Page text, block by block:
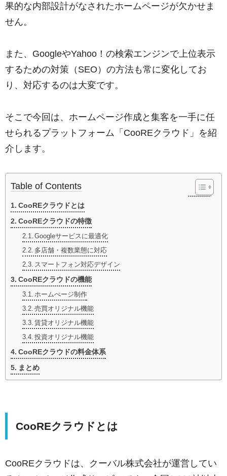
果的な内部設計がなされたホームページが欠かせま
せん。
また、GoogleやYahoo！の検索エンジンで上位表示
するための対策（SEO）の方法も常に変化してお
り、対応するのは大変です。
そこで今回は、ホームページ作成と集客を一手に任
せられるプラットフォーム「CooREクラウド」を紹
介します。
Table of Contents
CooREクラウドとは
CooREクラウドの特徴
Googleサービスに最適化
多店舗・複数業態に対応
スマートフォン対応デザイン
CooREクラウドの機能
ホームぺージ制作
売買オリジナル機能
賃貸オリジナル機能
投資オリジナル機能
CooREクラウドの料金体系
まとめ
CooREクラウドとは
CooREクラウドは、クーバル株式会社が運営してい